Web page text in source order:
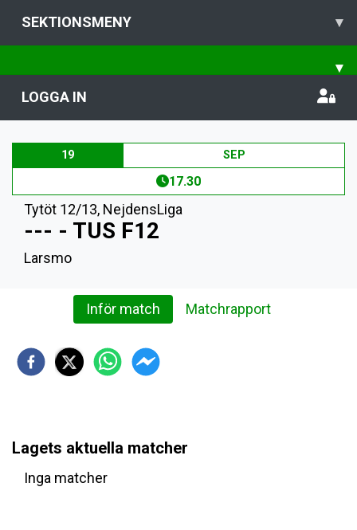
SEKTIONSMENY ▾
▾
LOGGA IN
19 SEP
17.30
Tytöt 12/13, NejdensLiga
--- - TUS F12
Larsmo
Inför match Matchrapport
Lagets aktuella matcher
Inga matcher